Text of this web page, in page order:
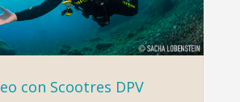
con Scootres DPV